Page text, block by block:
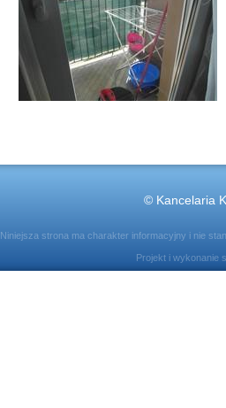
© Kancelaria
Niniejsza strona ma charakter informacyjny i nie
Projekt i wykonanie